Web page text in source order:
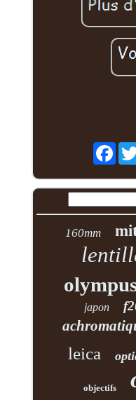
160mm
japon
leica
objectifs